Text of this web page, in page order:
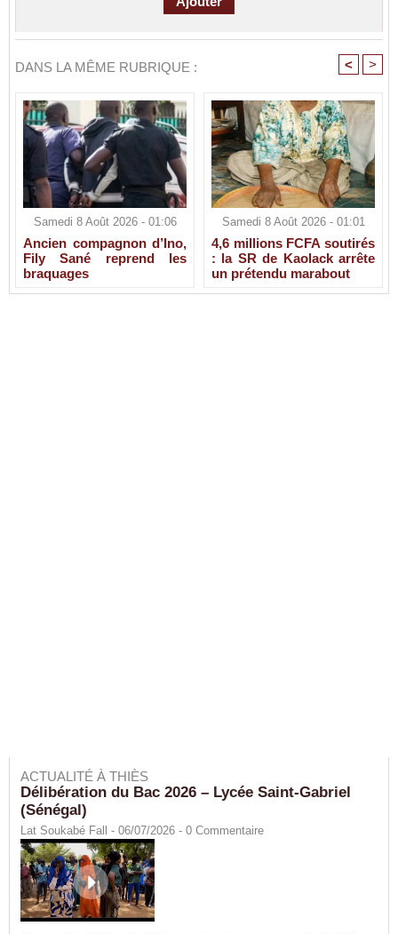
DANS LA MÊME RUBRIQUE : < >
Samedi 8 Août 2026 - 01:06
Ancien compagnon d’Ino,
Fily Sané reprend les
braquages
Samedi 8 Août 2026 - 01:01
4,6 millions FCFA soutirés
: la SR de Kaolack arrête
un prétendu marabout
ACTUALITÉ À THIÈS
Délibération du Bac 2026 – Lycée Saint-Gabriel
(Sénégal)
Lat Soukabé Fall - 06/07/2026 - 0 Commentaire